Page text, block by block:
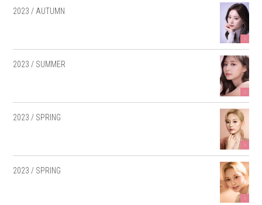
2023 / AUTUMN
2023 / SUMMER
2023 / SPRING
2023 / SPRING